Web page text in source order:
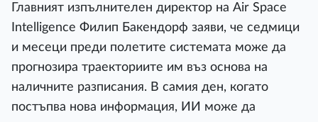
Главният изпълнителен директор на Air Space
Intelligence Филип Бакендорф заяви, че седмици
и месеци преди полетите системата може да
прогнозира траекториите им въз основа на
наличните разписания. В самия ден, когато
постъпва нова информация, ИИ може да